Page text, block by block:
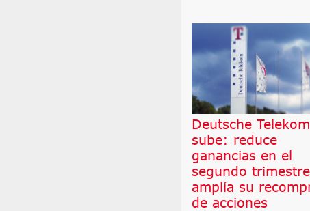
Deutsche Telekom
sube: reduce
ganancias en el
segundo
amplía su
de acciones